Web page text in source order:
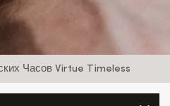
Часов Virtue Timeless